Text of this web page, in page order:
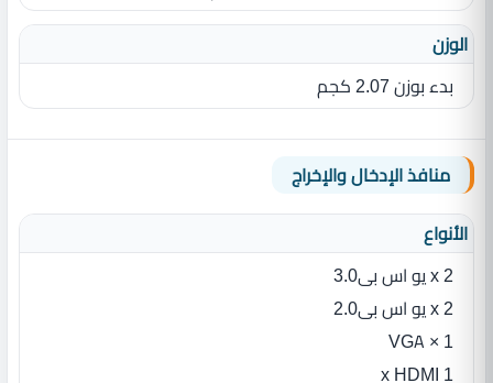
الوزن
بدء بوزن 2.07 كجم
منافذ الإدخال والإخراج
الأنواع
2 x يو اس بى3.0
2 x يو اس بى2.0
1 × VGA
1 x HDMI